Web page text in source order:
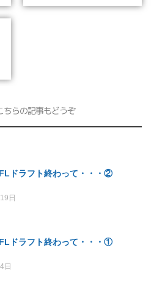
ちらの記事もどうぞ
ドラフト終わって・・・②
日
ドラフト終わって・・・①
日